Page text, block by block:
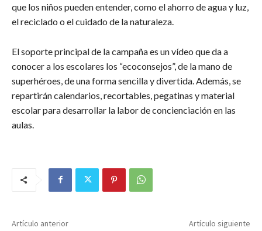
que los niños pueden entender, como el ahorro de agua y luz,
el reciclado o el cuidado de la naturaleza.
El soporte principal de la campaña es un vídeo que da a
conocer a los escolares los “ecoconsejos”, de la mano de
superhéroes, de una forma sencilla y divertida. Además, se
repartirán calendarios, recortables, pegatinas y material
escolar para desarrollar la labor de concienciación en las
aulas.
Artículo anterior Artículo siguiente